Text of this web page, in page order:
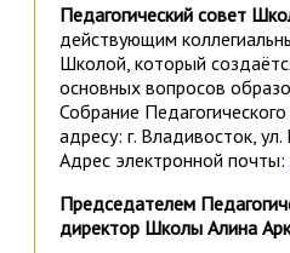
Педагогический совет
действующим
Школой, который
основных вопросов
Собрание
адресу: г. Владивосток,
Адрес электронной почты:
Председателем
директор Школы Алина